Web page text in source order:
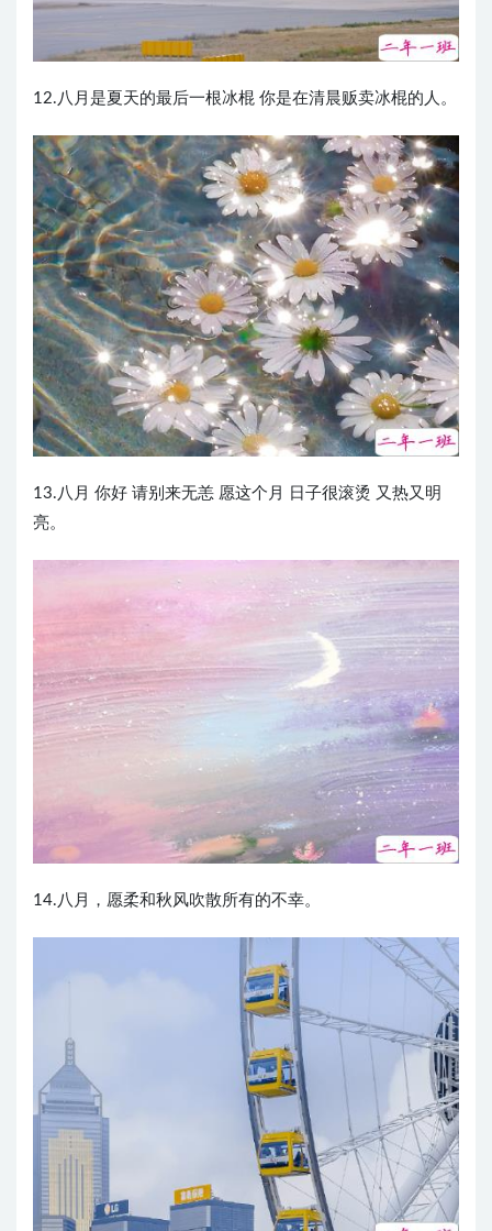
12.八月是夏天的最后一根冰棍 你是在清晨贩卖冰棍的人。
13.八月 你好 请别来无恙 愿这个月 日子很滚烫 又热又明
亮。
14.八月，愿柔和秋风吹散所有的不幸。